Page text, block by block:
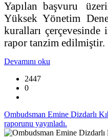
Yapılan başvuru
Yüksek Yönetim
kuralları çerçevesinde
rapor tanzim edilmiştir.
Devamını oku
2447
0
Ombudsman Emine Dizdarlı
raporunu yayınladı.